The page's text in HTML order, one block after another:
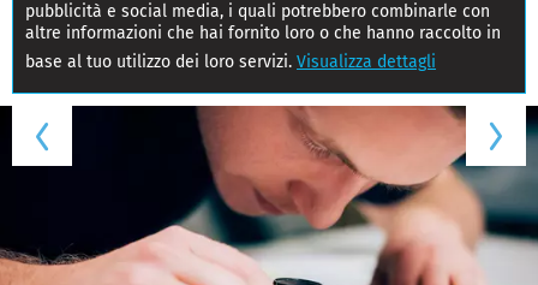
pubblicità e social media, i quali potrebbero combinarle con
altre informazioni che hai fornito loro o che hanno raccolto in
base al tuo utilizzo dei loro servizi. Visualizza dettagli